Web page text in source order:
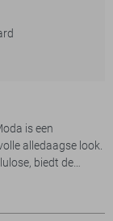
is een
alledaagse look.
biedt de
voor de lente.
De blouse is